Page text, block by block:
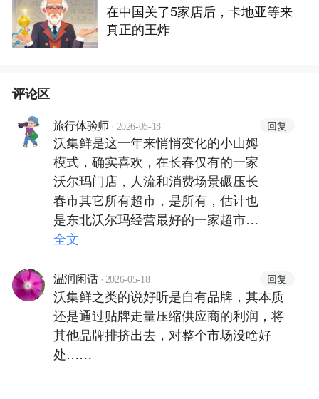
在中国关了5家店后，卡地亚等来
真正的王炸
评论区
旅行体验师 · 2026-05-18 回复
沃集鲜是这一年来悄悄变化的小山姆
模式，确实喜欢，在长春仅有的一家
沃尔玛门店，人流和消费场景碾压长
春市其它所有超市，是所有，估计也
是东北沃尔玛经营最好的一家超市
了，面包区都把本地老品牌桃李排挤
变成更小包装的6枚，酸奶、牛奶也
罢蒙牛、伊利清场，体验更好，补货
更快，喜欢！
全文
温润闲话 · 2026-05-18 回复
沃集鲜之类的说好听是自有品牌，其本质
还是通过贴牌走量压缩供应商的利润，将
其他品牌排挤出去，对整个市场没啥好
处……